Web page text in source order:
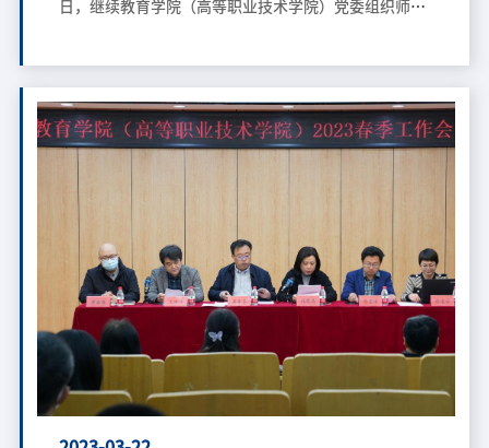
日，继续教育学院（高等职业技术学院）党委组织师生
记忆，感受革命情怀。香山革命纪念地是中国共产党
人“进京赶考”第一站，作为中国革命胜利前夕党中央
所在地，见证了中国共产党人团结各界人士凝心聚力描
绘新中国宏伟蓝图的艰辛和荣耀。踏着先辈足迹，学院
毛泽东、朱德、刘少奇、周恩来、任弼时同志的办公居
住地，共同缅怀中央领导人从西柏坡到北平香山的“进
京赶考”之路和老一辈革命家在香山时期取得的丰功伟
绩。别墅内简朴陈列着的家具陈设和起居用品，生动再
现了中共中央在香山艰苦奋斗筹建新中国的场景，师生
党员满怀崇敬之情，时而驻足思考，时而交流讨论。在